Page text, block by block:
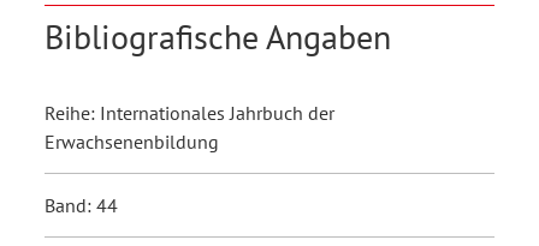
Bibliografische Angaben
Reihe: Internationales Jahrbuch der
Erwachsenenbildung
Band: 44